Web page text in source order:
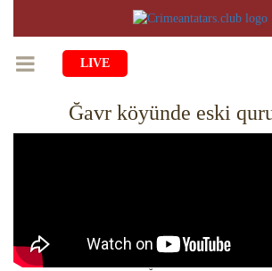
LIVE
BAŞ SAİFE
MUZIKA
Ğavr köyünde eski